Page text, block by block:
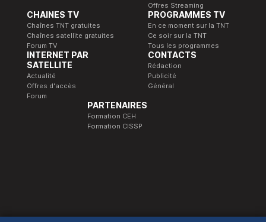
Offres Streaming
CHAINES TV
Chaînes TNT gratuites
Chaînes satellite gratuites
Forum TV
PROGRAMMES TV
En ce moment sur la TNT
Ce soir sur la TNT
Tous les programmes
INTERNET PAR
SATELLITE
Actualité
Offres d'accès
Forum
CONTACTS
Rédaction
Publicité
Général
PARTENAIRES
Formation CEH
Formation CISSP